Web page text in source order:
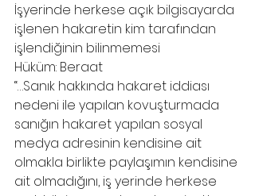
İşyerinde herkese açık bilgisayarda
işlenen hakaretin kim tarafından
işlendiğinin bilinmemesi
Hüküm: Beraat
“…Sanık hakkında hakaret iddiası
nedeni ile yapılan kovuşturmada
sanığın hakaret yapılan sosyal
medya adresinin kendisine ait
olmakla birlikte paylaşımın kendisine
ait olmadığını, iş yerinde herkese